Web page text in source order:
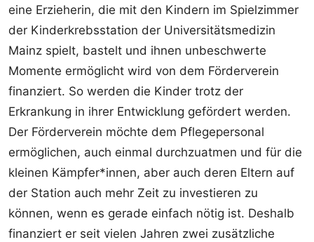
eine Erzieherin, die mit den Kindern im Spielzimmer
der Kinderkrebsstation der Universitätsmedizin
Mainz spielt, bastelt und ihnen unbeschwerte
Momente ermöglicht wird von dem Förderverein
finanziert. So werden die Kinder trotz der
Erkrankung in ihrer Entwicklung gefördert werden.
Der Förderverein möchte dem Pflegepersonal
ermöglichen, auch einmal durchzuatmen und für die
kleinen Kämpfer*innen, aber auch deren Eltern auf
der Station auch mehr Zeit zu investieren zu
können, wenn es gerade einfach nötig ist. Deshalb
finanziert er seit vielen Jahren zwei zusätzliche